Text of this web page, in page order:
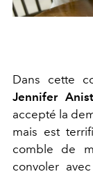
Dans cette
Jennifer
accepté la
mais est
comble de
convoler